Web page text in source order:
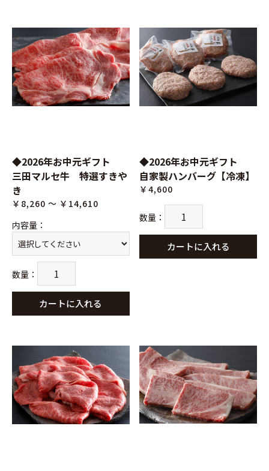
◆2026年お中元ギフト
三田マルセ牛 特選すきや
き
￥8,260 ～ ￥14,610
内容量 ：
数量 ：
カートに入れる
◆2026年お中元ギフト
自家製ハンバーグ【冷凍】
￥4,600
数量 ：
カートに入れる
お買い物を続ける カートへ進む